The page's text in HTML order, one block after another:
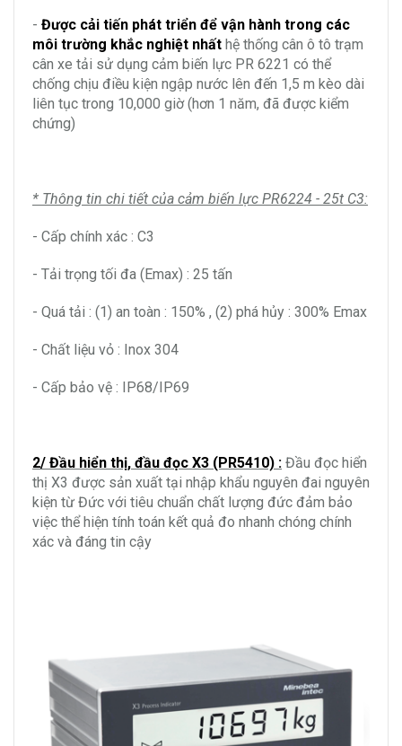
- Được cải tiến phát triển để vận hành trong các
môi trường khắc nghiệt nhất hệ thống cân ô tô trạm
cân xe tải sử dụng cảm biến lực PR 6221 có thể
chống chịu điều kiện ngập nước lên đến 1,5 m kèo dài
liên tục trong 10,000 giờ (hơn 1 năm, đã được kiểm
chứng)
* Thông tin chi tiết của cảm biến lực PR6224 - 25t C3:
- Cấp chính xác : C3
- Tải trọng tối đa (Emax) : 25 tấn
- Quá tải : (1) an toàn : 150% , (2) phá hủy : 300% Emax
- Chất liệu vỏ : Inox 304
- Cấp bảo vệ : IP68/IP69
2/ Đầu hiển thị, đầu đọc X3 (PR5410) : Đầu đọc hiển
thị X3 được sản xuất tại nhập khẩu nguyên đai nguyên
kiện từ Đức với tiêu chuẩn chất lượng đức đảm bảo
việc thể hiện tính toán kết quả đo nhanh chóng chính
xác và đáng tin cậy